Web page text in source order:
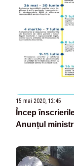
15 mai 2020, 12:45
Încep
Anunțul